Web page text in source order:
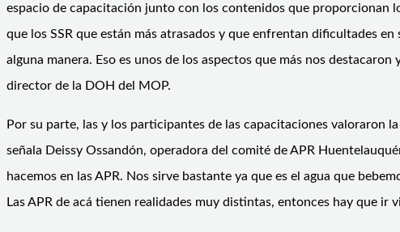
espacio de capacitación junto con los contenidos que proporcionan
que los SSR que están más atrasados y que enfrentan dificultades
alguna manera. Eso es unos de los aspectos que más nos
director de la DOH del MOP.
Por su parte, las y los participantes de las capacitaciones valoraron
señala Deissy Ossandón, operadora del comité de APR
hacemos en las APR. Nos sirve bastante ya que es el agua que
Las APR de acá tienen realidades muy distintas, entonces hay que ir